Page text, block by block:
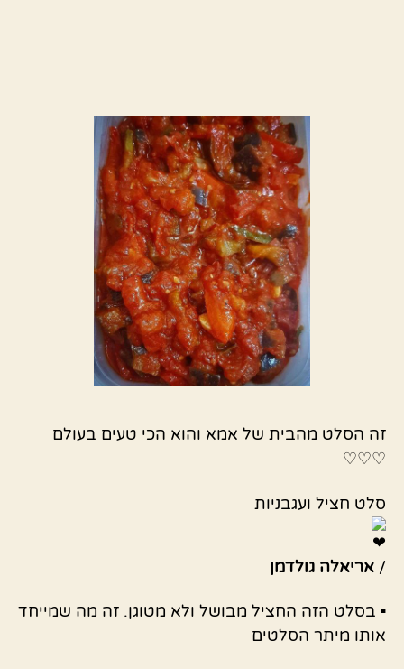
זה הסלט מהבית של אמא והוא הכי טעים בעולם
♡♡♡
סלט חציל ועגבניות
/ אריאלה גולדמן
▪︎ בסלט הזה החציל מבושל ולא מטוגן. זה מה שמייחד
אותו מיתר הסלטים